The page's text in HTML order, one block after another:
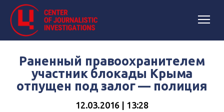
Раненный правоохранителем
участник блокады Крыма
отпущен под залог — полиция
12.03.2016 | 13:28